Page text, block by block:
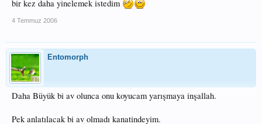
bir kez daha yinelemek istedim
4 Temmuz 2006
Entomorph
Daha Büyük bi av olunca onu koyucam yarışmaya inşallah.
Pek anlatılacak bi av olmadı kanatindeyim.